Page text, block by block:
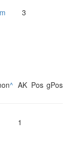
3
^ AK Pos gPos
1